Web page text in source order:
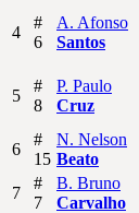
4
#
6
A. Afonso
Santos
5
#
8
P. Paulo
Cruz
6
#
15
N. Nelson
Beato
7
#
7
B. Bruno
Carvalho